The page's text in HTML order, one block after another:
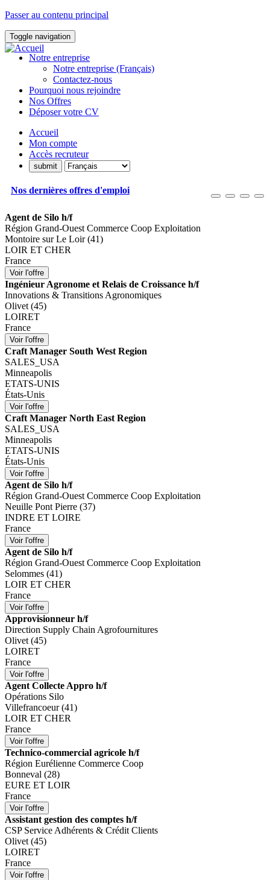
Passer au contenu principal
Toggle navigation
Notre entreprise
Notre entreprise (Français)
Contactez-nous
Pourquoi nous rejoindre
Nos Offres
Déposer votre CV
Accueil
Mon compte
Accès recruteur
Nos dernières offres d'emploi
Agent de Silo h/f
Région Grand-Ouest Commerce Coop Exploitation
Montoire sur Le Loir (41)
LOIR ET CHER
France
Ingénieur Agronome et Relais de Croissance h/f
Innovations & Transitions Agronomiques
Olivet (45)
LOIRET
France
Craft Manager South West Region
SALES_USA
Minneapolis
ETATS-UNIS
États-Unis
Craft Manager North East Region
SALES_USA
Minneapolis
ETATS-UNIS
États-Unis
Agent de Silo h/f
Région Grand-Ouest Commerce Coop Exploitation
Neuille Pont Pierre (37)
INDRE ET LOIRE
France
Agent de Silo h/f
Région Grand-Ouest Commerce Coop Exploitation
Selommes (41)
LOIR ET CHER
France
Approvisionneur h/f
Direction Supply Chain Agrofournitures
Olivet (45)
LOIRET
France
Agent Collecte Appro h/f
Opérations Silo
Villefrancoeur (41)
LOIR ET CHER
France
Technico-commercial agricole h/f
Région Eurélienne Commerce Coop
Bonneval (28)
EURE ET LOIR
France
Assistant gestion des comptes h/f
CSP Service Adhérents & Crédit Clients
Olivet (45)
LOIRET
France